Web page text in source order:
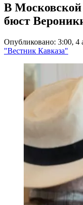
В
бюст
Опубликовано: 3:00, 4
"Вестник Кавказа"